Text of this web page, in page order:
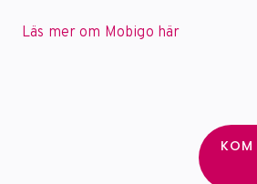
Läs mer om Mobigo här
KOM